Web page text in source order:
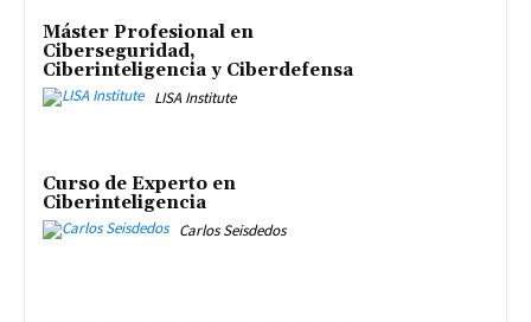
Máster Profesional en
Ciberseguridad,
Ciberinteligencia y Ciberdefensa
LISA Institute
Curso de Experto en
Ciberinteligencia
Carlos Seisdedos